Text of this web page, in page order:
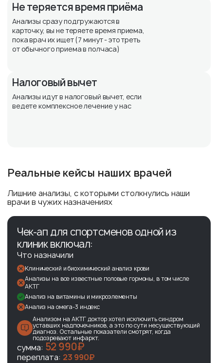
Не теряется время приёма
Анализы сразу подгружаются в
карточку, вы не теряете время приема,
пока врач их ищет (7 минут - это треть
от обычного приема в полчаса)
Налоговый вычет
Анализы идут в налоговый вычет, если
ведете комплексное лечение у нас
Реальные кейсы наших врачей
Лишние анализы, с которыми столкнулись наши
врачи в чужих назначениях
Чек-ап для спортсменов одной из
клиник включал:
Что назначили
Клинический и биохимический анализ крови
Анализы на все известные половые гормоны, в том числе
АКТГ
Анализ на витамины и микроэлементы
Анализ на омега-3 индекс
Анализом на АКТГ доктор хотел исключить синдром
уставших надпочечников, а это по сути несуществующий
диагноз. Остальные показатели смотрят, когда
подозревают инфаркт.
сумма: 52 990₽
переплата: 23 990₽